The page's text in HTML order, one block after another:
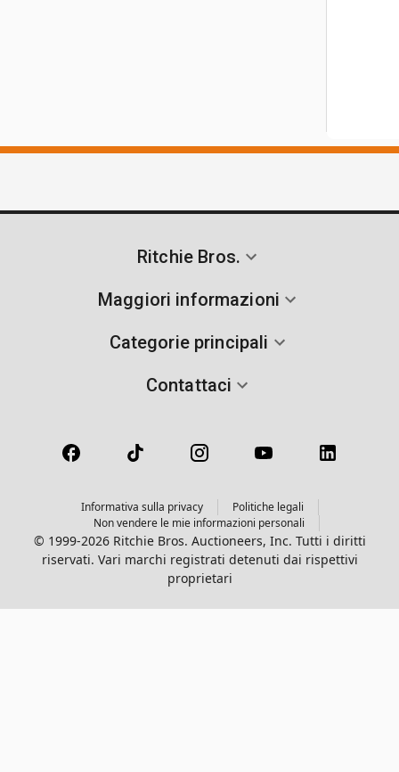
Ritchie Bros.
Maggiori informazioni
Categorie principali
Contattaci
Informativa sulla privacy
Politiche legali
Non vendere le mie informazioni personali
© 1999-2026 Ritchie Bros. Auctioneers, Inc. Tutti i diritti
riservati. Vari marchi registrati detenuti dai rispettivi
proprietari